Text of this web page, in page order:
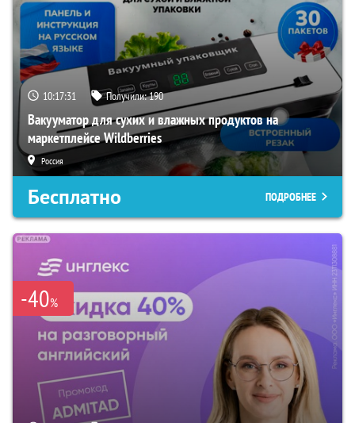
10:17:30 Получили:190
Вакууматор для сухих и влажных продуктов на
маркетплейсе Wildberries
Россия
Бесплатно ПОДРОБНЕЕ
-40%